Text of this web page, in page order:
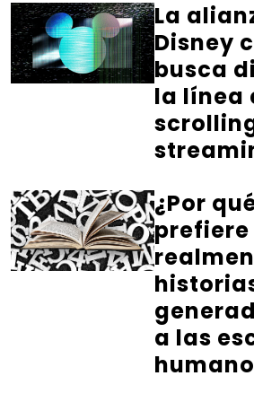
La
Disney
busca
la línea
¿Por
prefiere
a las